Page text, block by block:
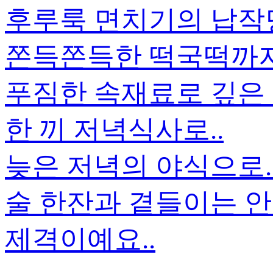
후루룩 면치기의 납
쫀득쫀득한 떡국떡까
푸짐한 속재료로 깊
한 끼 저녁식사로..
늦은 저녁의 야식으로
술 한잔과 곁들이는
제격이예요..